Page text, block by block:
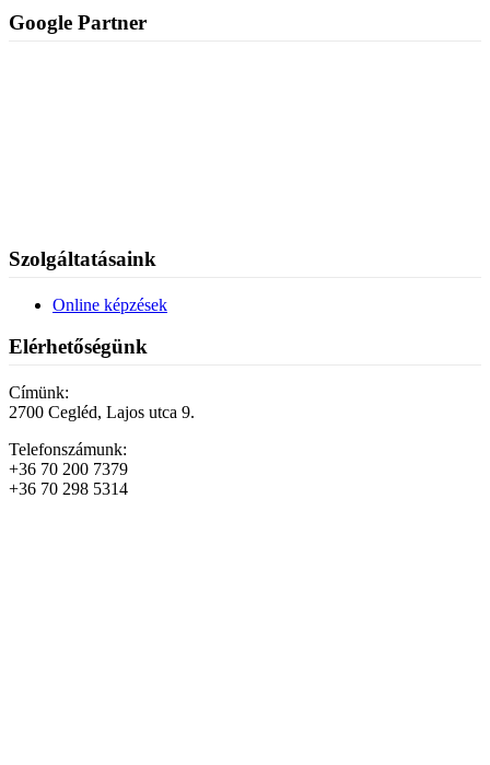
Google Partner
Szolgáltatásaink
Online képzések
Elérhetőségünk
Címünk:
2700 Cegléd, Lajos utca 9.
Telefonszámunk:
+36 70 200 7379
+36 70 298 5314